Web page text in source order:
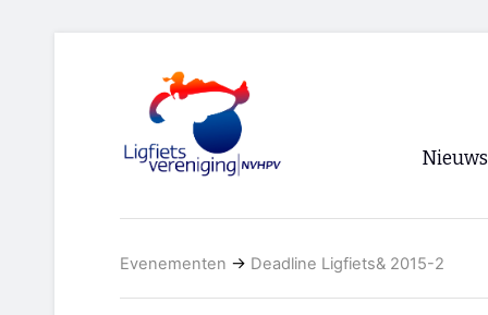
Nieuws
Evenementen → Deadline Ligfiets& 2015-2